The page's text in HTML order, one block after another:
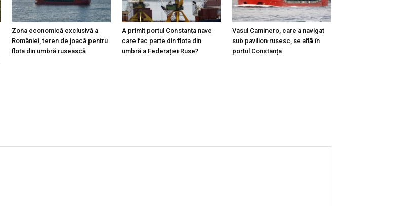
Zona economică exclusivă a
României, teren de joacă pentru
flota din umbră rusească
A primit portul Constanța nave
care fac parte din flota din
umbră a Federației Ruse?
Vasul Caminero, care a navigat
sub pavilion rusesc, se află în
portul Constanța